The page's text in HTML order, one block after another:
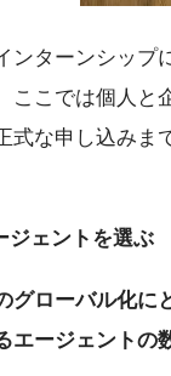
ンターンシップ
ここでは個人と
式な申し込みま
ジェントを選ぶ
グローバル化に
エージェントの